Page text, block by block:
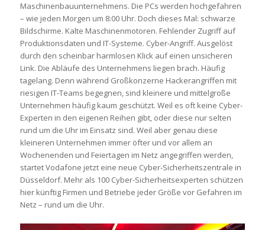
Maschinenbauunternehmens. Die PCs werden hochgefahren
– wie jeden Morgen um 8:00 Uhr. Doch dieses Mal: schwarze
Bildschirme. Kalte Maschinenmotoren. Fehlender Zugriff auf
Produktionsdaten und IT-Systeme. Cyber-Angriff. Ausgelöst
durch den scheinbar harmlosen Klick auf einen unsicheren
Link. Die Abläufe des Unternehmens liegen brach. Häufig
tagelang. Denn während Großkonzerne Hackerangriffen mit
riesigen IT-Teams begegnen, sind kleinere und mittelgroße
Unternehmen häufig kaum geschützt. Weil es oft keine Cyber-
Experten in den eigenen Reihen gibt, oder diese nur selten
rund um die Uhr im Einsatz sind. Weil aber genau diese
kleineren Unternehmen immer öfter und vor allem an
Wochenenden und Feiertagen im Netz angegriffen werden,
startet Vodafone jetzt eine neue Cyber-Sicherheitszentrale in
Düsseldorf. Mehr als 100 Cyber-Sicherheitsexperten schützen
hier künftig Firmen und Betriebe jeder Größe vor Gefahren im
Netz – rund um die Uhr.